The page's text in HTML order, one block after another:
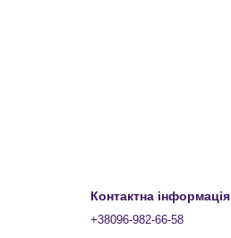
Контактна інформація
+38096-982-66-58